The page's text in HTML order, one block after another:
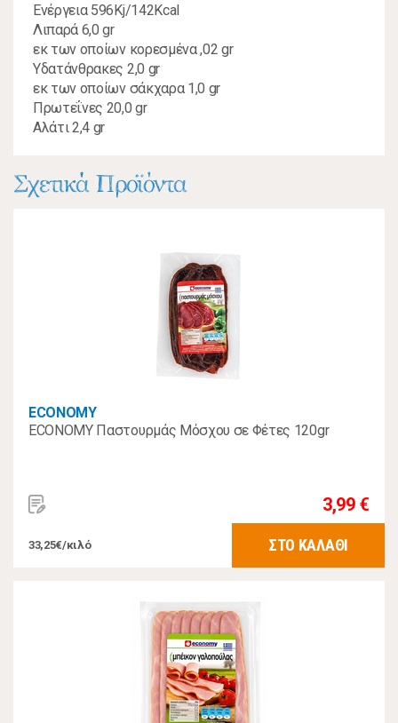
Ενέργεια 596Kj/142Kcal
Λιπαρά 6,0 gr
εκ των οποίων κορεσμένα ,02 gr
Υδατάνθρακες 2,0 gr
εκ των οποίων σάκχαρα 1,0 gr
Πρωτεΐνες 20,0 gr
Αλάτι 2,4 gr
Σχετικά Προϊόντα
ECONOMY
ECONOMY Παστουρμάς Μόσχου σε Φέτες 120gr
3,99 €
33,25€/κιλό ΣΤΟ ΚΑΛΑΘΙ